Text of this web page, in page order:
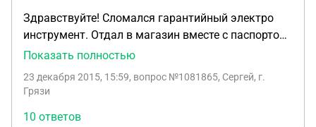
Здравствуйте! Сломался гарантийный электро
инструмент. Отдал в магазин вместе с паспортом
на изделие и гарантийным талоном, заполненный
позвонили и сообщили что не могут отдать товар
талон, который шёл с завода вместе с
Показать полностью
23 декабря 2015, 15:59, вопрос №1081865, Сергей, г.
Грязи
10 ответов